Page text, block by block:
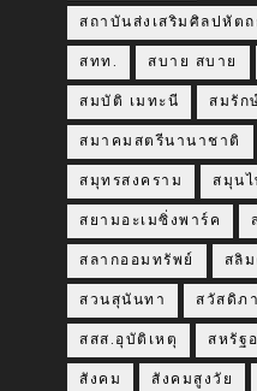
สถาบันส่งเสริมศิลปหัตถ
สทท. สบาย สบาย
สมบัติ เมทะนี สมรัก
สมาคมสตรีนานาชาติ
สมุทรสงคราม สมุนไ
สยามอะเมซิ่งพาร์ค
สลากออมทรัพย์ สลิ
สวนสุนันทา สวัสดิภ
สสส.อุบัติเหตุ สหรัฐ
สังคม สังคมสูงวัย